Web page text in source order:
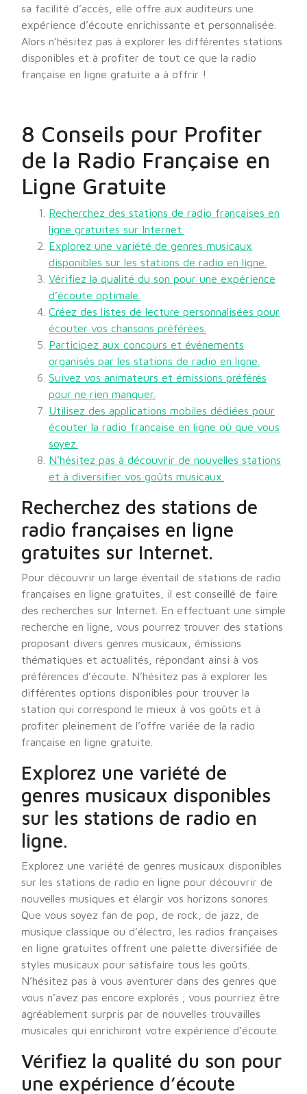
sa facilité d’accès, elle offre aux auditeurs une
expérience d’écoute enrichissante et personnalisée.
Alors n’hésitez pas à explorer les différentes stations
disponibles et à profiter de tout ce que la radio
française en ligne gratuite a à offrir !
8 Conseils pour Profiter
de la Radio Française en
Ligne Gratuite
Recherchez des stations de radio françaises en
ligne gratuites sur Internet.
Explorez une variété de genres musicaux
disponibles sur les stations de radio en ligne.
Vérifiez la qualité du son pour une expérience
d’écoute optimale.
Créez des listes de lecture personnalisées pour
écouter vos chansons préférées.
Participez aux concours et événements
organisés par les stations de radio en ligne.
Suivez vos animateurs et émissions préférés
pour ne rien manquer.
Utilisez des applications mobiles dédiées pour
écouter la radio française en ligne où que vous
soyez.
N’hésitez pas à découvrir de nouvelles stations
et à diversifier vos goûts musicaux.
Recherchez des stations de
radio françaises en ligne
gratuites sur Internet.
Pour découvrir un large éventail de stations de radio
françaises en ligne gratuites, il est conseillé de faire
des recherches sur Internet. En effectuant une simple
recherche en ligne, vous pourrez trouver des stations
proposant divers genres musicaux, émissions
thématiques et actualités, répondant ainsi à vos
préférences d’écoute. N’hésitez pas à explorer les
différentes options disponibles pour trouver la
station qui correspond le mieux à vos goûts et à
profiter pleinement de l’offre variée de la radio
française en ligne gratuite.
Explorez une variété de
genres musicaux disponibles
sur les stations de radio en
ligne.
Explorez une variété de genres musicaux disponibles
sur les stations de radio en ligne pour découvrir de
nouvelles musiques et élargir vos horizons sonores.
Que vous soyez fan de pop, de rock, de jazz, de
musique classique ou d’électro, les radios françaises
en ligne gratuites offrent une palette diversifiée de
styles musicaux pour satisfaire tous les goûts.
N’hésitez pas à vous aventurer dans des genres que
vous n’avez pas encore explorés ; vous pourriez être
agréablement surpris par de nouvelles trouvailles
musicales qui enrichiront votre expérience d’écoute.
Vérifiez la qualité du son pour
une expérience d’écoute